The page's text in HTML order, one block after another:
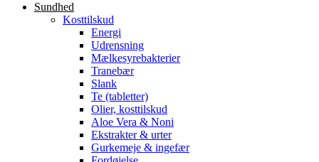
Sundhed
Kosttilskud
Energi
Udrensning
Mælkesyrebakterier
Tranebær
Slank
Te (tabletter)
Olier, kosttilskud
Aloe Vera & Noni
Ekstrakter & urter
Gurkemeje & ingefær